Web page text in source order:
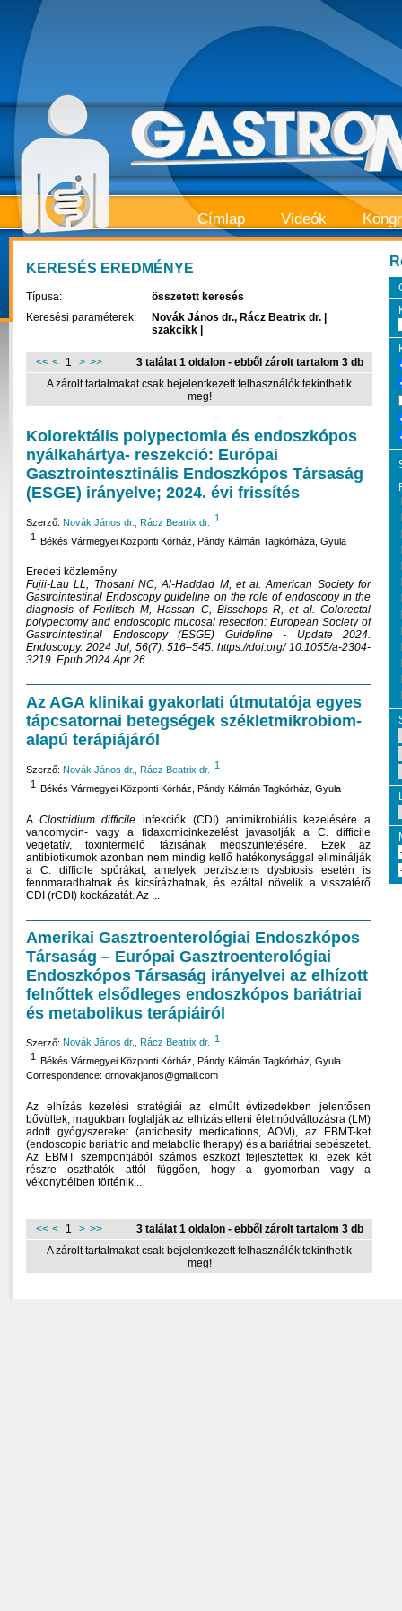
Címlap Videók
KERESÉS EREDMÉNYE
Típusa:
összetett keresés
Keresési paraméterek:
Novák János dr., Rácz Beatrix dr. |
szakcikk |
<< < 1 > >>
3 találat 1 oldalon - ebből zárolt tartalom 3 db
A zárolt tartalmakat csak bejelentkezett felhasználók tekinthetik
meg!
Kolorektális polypectomia és endoszkópos
nyálkahártya- reszekció: Európai
Gasztrointesztinális Endoszkópos Társaság
(ESGE) irányelve; 2024. évi frissítés
Szerző: Novák János dr., Rácz Beatrix dr.
1
1 Békés Vármegyei Központi Kórház, Pándy Kálmán Tagkórháza, Gyula
Eredeti közlemény
Fujii-Lau LL, Thosani NC, Al-Haddad M, et al. American Society for
Gastrointestinal Endoscopy guideline on the role of endoscopy in the
diagnosis of Ferlitsch M, Hassan C, Bisschops R, et al. Colorectal
polypectomy and endoscopic mucosal resection: European Society of
Gastrointestinal Endoscopy (ESGE) Guideline - Update 2024.
Endoscopy. 2024 Jul; 56(7): 516–545. https://doi.org/ 10.1055/a-2304-
3219. Epub 2024 Apr 26. ...
Az AGA klinikai gyakorlati útmutatója egyes
tápcsatornai betegségek székletmikrobiom-
alapú terápiájáról
Szerző: Novák János dr., Rácz Beatrix dr.
1
1 Békés Vármegyei Központi Kórház, Pándy Kálmán Tagkórház, Gyula
A Clostridium difficile infekciók (CDI) antimikrobiális kezelésére a
vancomycin- vagy a fidaxomicinkezelést javasolják a C. difficile
vegetatív, toxintermelő fázisának megszüntetésére. Ezek az
antibiotikumok azonban nem mindig kellő hatékonysággal eliminálják
a C. difficile spórákat, amelyek perzisztens dysbiosis esetén is
fennmaradhatnak és kicsírázhatnak, és ezáltal növelik a visszatérő
CDI (rCDI) kockázatát. Az ...
Amerikai Gasztroenterológiai Endoszkópos
Társaság – Európai Gasztroenterológiai
Endoszkópos Társaság irányelvei az elhízott
felnőttek elsődleges endoszkópos bariátriai
és metabolikus terápiáiról
Szerző: Novák János dr., Rácz Beatrix dr. 1
1 Békés Vármegyei Központi Kórház, Pándy Kálmán Tagkórház, Gyula
Correspondence: drnovakjanos@gmail.com
Az elhízás kezelési stratégiái az elmúlt évtizedekben jelentősen
bővültek, magukban foglalják az elhízás elleni életmódváltozásra (LM)
adott gyógyszereket (antiobesity medications, AOM), az EBMT-ket
(endo­scopic bariatric and metabolic therapy) és a bariátriai sebészetet.
Az EBMT szempontjából számos eszközt fejlesztettek ki, ezek két
részre oszthatók attól függően, hogy a gyomorban vagy a
vékonybélben történik...
<< < 1 > >>
3 találat 1 oldalon - ebből zárolt tartalom 3 db
A zárolt tartalmakat csak bejelentkezett felhasználók tekinthetik
meg!